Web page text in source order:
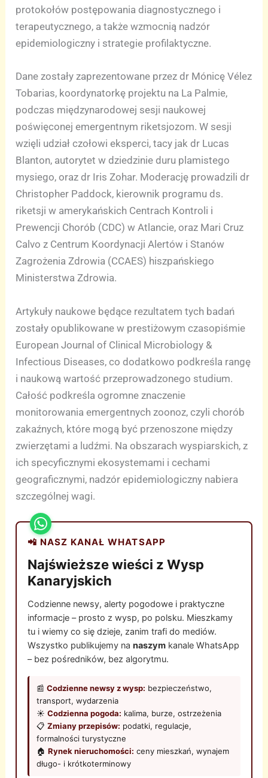
protokołów postępowania diagnostycznego i
terapeutycznego, a także wzmocnią nadzór
epidemiologiczny i strategie profilaktyczne.
Dane zostały zaprezentowane przez dr Mónicę Vélez
Tobarias, koordynatorkę projektu na La Palmie,
podczas międzynarodowej sesji naukowej
poświęconej emergentnym riketsjozom. W sesji
wzięli udział czołowi eksperci, tacy jak dr Lucas
Blanton, autorytet w dziedzinie duru plamistego
mysiego, oraz dr Iris Zohar. Moderację prowadzili dr
Christopher Paddock, kierownik programu ds.
riketsji w amerykańskich Centrach Kontroli i
Prewencji Chorób (CDC) w Atlancie, oraz Mari Cruz
Calvo z Centrum Koordynacji Alertów i Stanów
Zagrożenia Zdrowia (CCAES) hiszpańskiego
Ministerstwa Zdrowia.
Artykuły naukowe będące rezultatem tych badań
zostały opublikowane w prestiżowym czasopiśmie
European Journal of Clinical Microbiology &
Infectious Diseases, co dodatkowo podkreśla rangę
i naukową wartość przeprowadzonego studium.
Całość podkreśla ogromne znaczenie
monitorowania emergentnych zoonoz, czyli chorób
zakaźnych, które mogą być przenoszone między
zwierzętami a ludźmi. Na obszarach wyspiarskich, z
ich specyficznymi ekosystemami i cechami
geograficznymi, nadzór epidemiologiczny nabiera
szczególnej wagi.
📲 NASZ KANAŁ WHATSAPP
Najświeższe wieści z Wysp
Kanaryjskich
Codzienne newsy, alerty pogodowe i praktyczne
informacje – prosto z wysp, po polsku. Mieszkamy
tu i wiemy co się dzieje, zanim trafi do mediów.
Wszystko publikujemy nanaszym kanale WhatsApp
– bez pośredników, bez algorytmu.
📰Codzienne newsy z wysp: bezpieczeństwo,
transport, wydarzenia
☀️Codzienna pogoda: kalima, burze, ostrzeżenia
📋Zmiany przepisów: podatki, regulacje,
formalności turystyczne
🏠Rynek nieruchomości: ceny mieszkań, wynajem
długo- i krótkoterminowy